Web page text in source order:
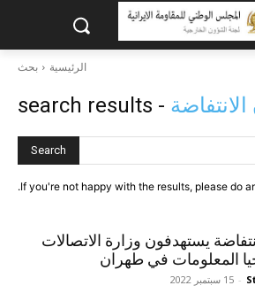
الرئيسية بحث
- search results
Search
If you're not happy with the results, please do
يستهدفون وزارة الاتصالات
المعلومات في طهران
- 15 سبتمبر 2022